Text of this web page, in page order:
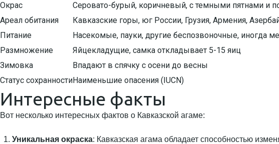
Окрас
Серовато-бурый, коричневый, с темными пятнами и
Ареал обитания
Кавказские горы, юг России, Грузия, Армения,
Питание
Насекомые, пауки, другие беспозвоночные, иногда
Размножение
Яйцекладущие, самка откладывает 5-15 яиц
Зимовка
Впадают в спячку с осени до весны
Статус сохранностиНаименьшие опасения (IUCN)
Интересные факты
Вот несколько интересных фактов о Кавказской агаме:
Уникальная окраска: Кавказская агама обладает способностью